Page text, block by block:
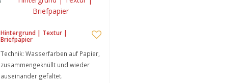
Hintergrund | Textur |
Briefpapier
Technik: Wasserfarben auf Papier,
zusammengeknüllt und wieder
auseinander gefaltet.